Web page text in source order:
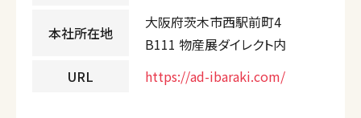
本社所在地
大阪府茨木市西駅前町4
B111 物産展ダイレクト内
URL
https://ad-ibaraki.com/